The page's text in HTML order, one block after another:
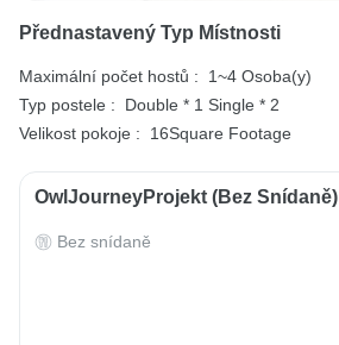
Přednastavený Typ Místnosti
Maximální počet hostů :
1~4 Osoba(y)
Typ postele :
Double * 1 Single * 2
Velikost pokoje :
16Square Footage
OwlJourneyProjekt (bez Snídaně)
Bez snídaně